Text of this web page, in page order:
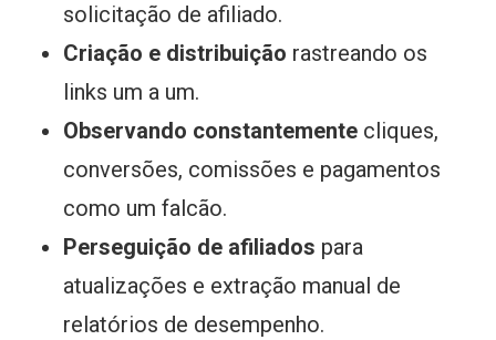
solicitação de afiliado.
Criação e distribuição rastreando os
links um a um.
Observando constantemente cliques,
conversões, comissões e pagamentos
como um falcão.
Perseguição de afiliados para
atualizações e extração manual de
relatórios de desempenho.